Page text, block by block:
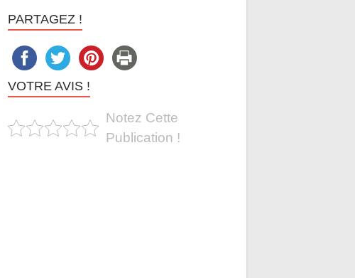
PARTAGEZ !
VOTRE AVIS !
Notez Cette
Publication !